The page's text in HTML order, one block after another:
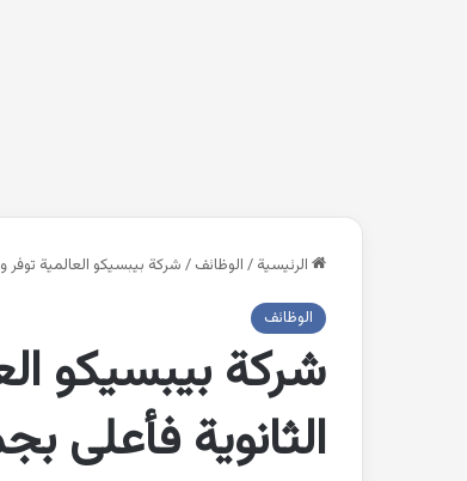
الرئيسية / الوظائف / شركة بيبسيكو العالمية
الوظائف
شركة بيبسيكو
الثانوية فأعلى